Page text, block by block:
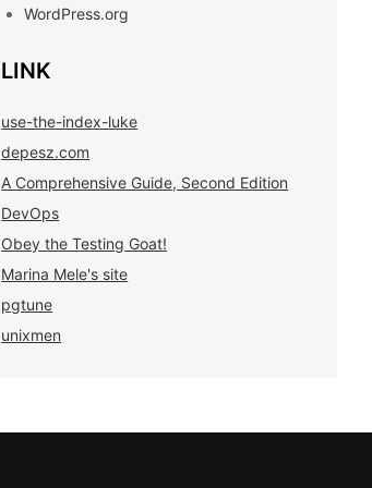
WordPress.org
LINK
use-the-index-luke
depesz.com
A Comprehensive Guide, Second Edition
DevOps
Obey the Testing Goat!
Marina Mele's site
pgtune
unixmen